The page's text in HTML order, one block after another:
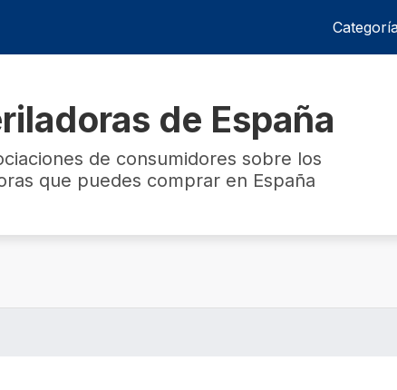
de España
de consumidores sobre los
que puedes comprar en España